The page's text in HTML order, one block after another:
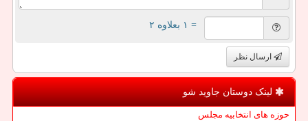
= ۱ بعلاوه ۲
ارسال نظر
لینک دوستان جاوید شو
حوزه های انتخابیه مجلس